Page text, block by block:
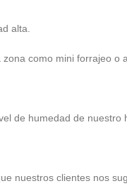
alta.
como mini forrajeo o
de humedad de
nuestros clientes nos